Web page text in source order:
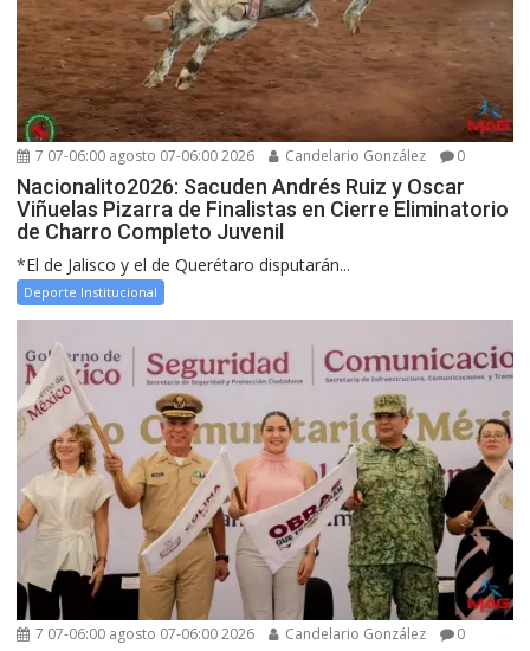
7 07-06:00 agosto 07-06:00 2026 Candelario González 0
Nacionalito2026: Sacuden Andrés Ruiz y Oscar
Viñuelas Pizarra de Finalistas en Cierre Eliminatorio
de Charro Completo Juvenil
*El de Jalisco y el de Querétaro disputarán...
Deporte Institucional
7 07-06:00 agosto 07-06:00 2026 Candelario González 0